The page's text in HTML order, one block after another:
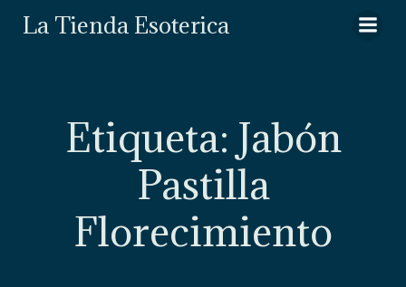
al
La Tienda Esoterica
Etiqueta: Jabón
Pastilla
Florecimiento